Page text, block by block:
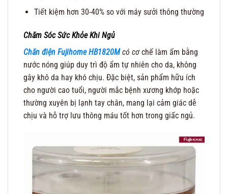
Tiết kiệm hơn 30-40% so với máy sưởi thông thường
Chăm Sóc Sức Khỏe Khi Ngủ
Chăn điện Fujihome HB1820Mcó cơchế làm ấm bằng
nước nóng giúp duy trì độ ẩm tự nhiên cho da, không
gây khô da hay khó chịu. Đặc biệt, sản phẩm hữu ích
cho người cao tuổi, người mắc bệnh xương khớp hoặc
thường xuyên bị lạnh tay chân, mang lại cảm giác dễ
chịu và hỗ trợ lưu thông máu tốt hơn trong giấc ngủ.